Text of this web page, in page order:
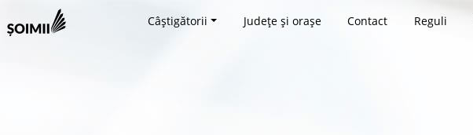
Câștigătorii Județe și orașe Contact Reguli